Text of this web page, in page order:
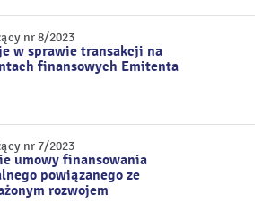
nr 8/2023
w sprawie transakcji na
finansowych Emitenta
nr 7/2023
umowy finansowania
powiązanego ze
rozwojem